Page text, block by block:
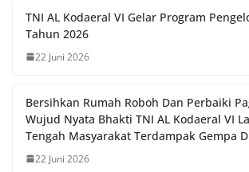
TNI AL Kodaeral VI Gelar Program
Tahun 2026
22 Juni 2026
Bersihkan Rumah Roboh Dan Perbaiki
Wujud Nyata Bhakti TNI AL Kodaeral VI
Tengah Masyarakat Terdampak Gempa
22 Juni 2026